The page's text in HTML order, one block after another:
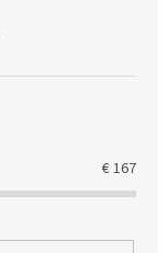
€167